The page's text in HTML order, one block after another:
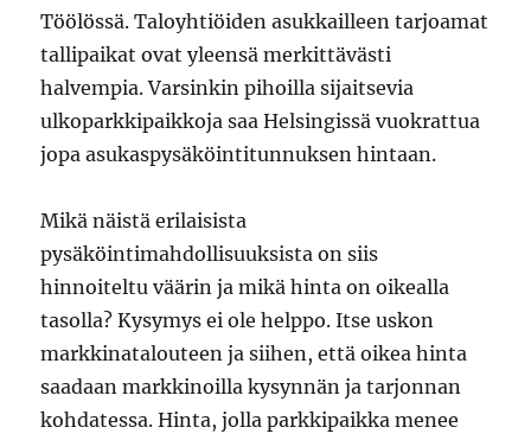
Töölössä. Taloyhtiöiden asukkailleen tarjoamat
tallipaikat ovat yleensä merkittävästi
halvempia. Varsinkin pihoilla sijaitsevia
ulkoparkkipaikkoja saa Helsingissä vuokrattua
jopa asukaspysäköintitunnuksen hintaan.
Mikä näistä erilaisista
pysäköintimahdollisuuksista on siis
hinnoiteltu väärin ja mikä hinta on oikealla
tasolla? Kysymys ei ole helppo. Itse uskon
markkinatalouteen ja siihen, että oikea hinta
saadaan markkinoilla kysynnän ja tarjonnan
kohdatessa. Hinta, jolla parkkipaikka menee